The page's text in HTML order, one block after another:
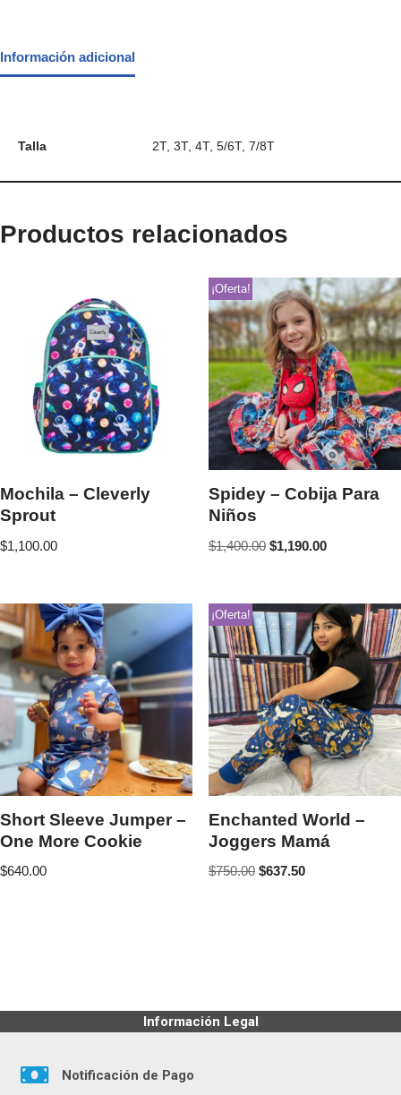
Información adicional
Talla 2T, 3T, 4T, 5/6T, 7/8T
Productos relacionados
Mochila – Cleverly
Sprout
$1,100.00
¡Oferta!
Spidey – Cobija Para
Niños
$1,400.00 $1,190.00
Short Sleeve Jumper –
One More Cookie
$640.00
¡Oferta!
Enchanted World –
Joggers Mamá
$750.00 $637.50
Información Legal
Notificación de Pago